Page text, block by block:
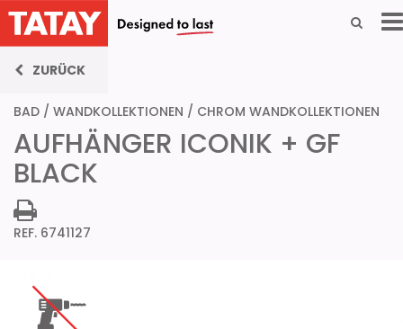
ZURÜCK
BAD / WANDKOLLEKTIONEN / CHROM WANDKOLLEKTIONEN
AUFHÄNGER ICONIK + GF
BLACK
REF. 6741127